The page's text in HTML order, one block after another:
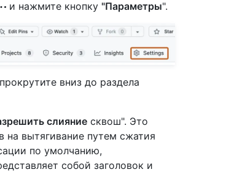
и нажмите кнопку "Параметры".
вниз до раздела
слияние сквош". Это
на вытягивание путем сжатия
по умолчанию,
собой заголовок и